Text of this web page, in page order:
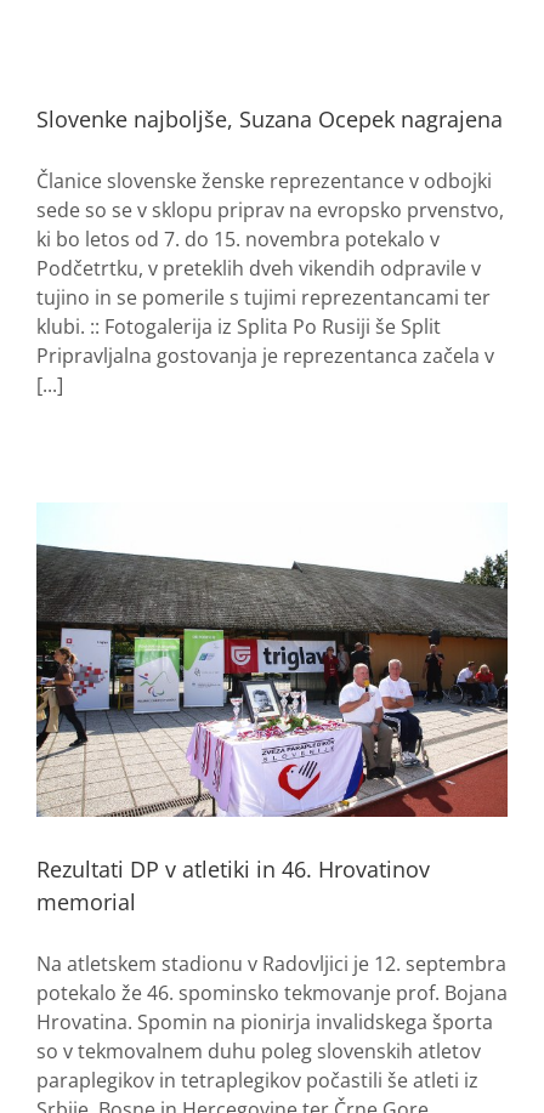
Slovenke najboljše, Suzana Ocepek nagrajena
Članice slovenske ženske reprezentance v odbojki
sede so se v sklopu priprav na evropsko prvenstvo,
ki bo letos od 7. do 15. novembra potekalo v
Podčetrtku, v preteklih dveh vikendih odpravile v
tujino in se pomerile s tujimi reprezentancami ter
klubi. :: Fotogalerija iz Splita Po Rusiji še Split
Pripravljalna gostovanja je reprezentanca začela v
[...]
Rezultati DP v atletiki in 46. Hrovatinov
memorial
Na atletskem stadionu v Radovljici je 12. septembra
potekalo že 46. spominsko tekmovanje prof. Bojana
Hrovatina. Spomin na pionirja invalidskega športa
so v tekmovalnem duhu poleg slovenskih atletov
paraplegikov in tetraplegikov počastili še atleti iz